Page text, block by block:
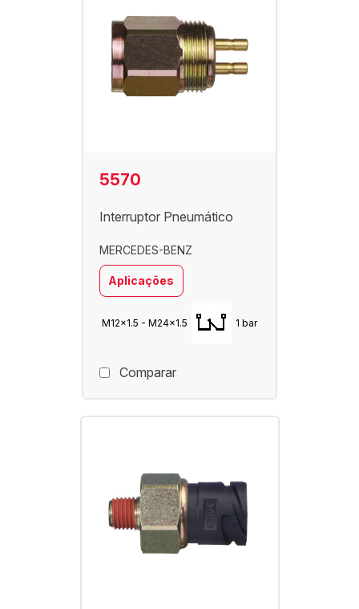
5570
Interruptor Pneumático
MERCEDES-BENZ
Aplicações
M12x1.5 - M24x1.5 1 bar
Comparar